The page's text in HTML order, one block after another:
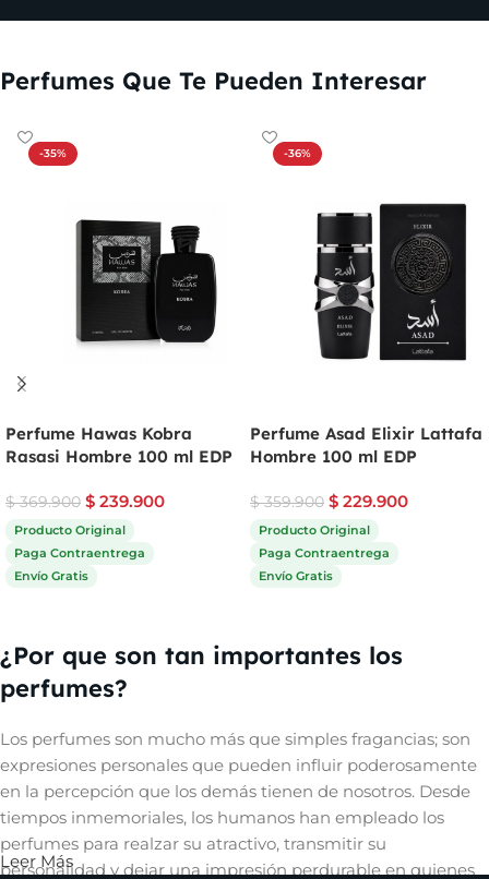
Perfumes Que Te Pueden Interesar
-35%
Perfume Hawas Kobra
Rasasi Hombre 100 ml EDP
$369.900 $ 239.900
Producto Original
Paga Contraentrega
Envío Gratis
-36%
Perfume Asad Elixir Lattafa
Hombre 100 ml EDP
$359.900 $ 229.900
Producto Original
Paga Contraentrega
Envío Gratis
¿Por que son tan importantes los
perfumes?
Los perfumes son mucho más que simples fragancias; son
expresiones personales que pueden influir poderosamente
en la percepción que los demás tienen de nosotros. Desde
tiempos inmemoriales, los humanos han empleado los
perfumes para realzar su atractivo, transmitir su
personalidad y dejar una impresión perdurable en quienes
Leer Más